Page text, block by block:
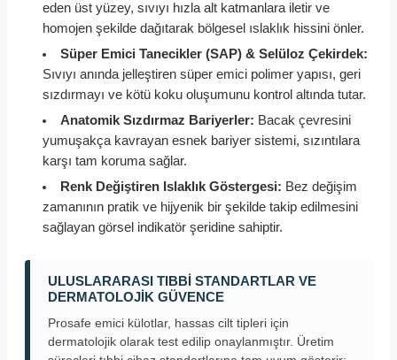
eden üst yüzey, sıvıyı hızla alt katmanlara iletir ve
homojen şekilde dağıtarak bölgesel ıslaklık hissini önler.
Süper Emici Tanecikler (SAP) & Selüloz Çekirdek:
Sıvıyı anında jelleştiren süper emici polimer yapısı, geri
sızdırmayı ve kötü koku oluşumunu kontrol altında tutar.
Anatomik Sızdırmaz Bariyerler: Bacak çevresini
yumuşakça kavrayan esnek bariyer sistemi, sızıntılara
karşı tam koruma sağlar.
Renk Değiştiren Islaklık Göstergesi: Bez değişim
zamanının pratik ve hijyenik bir şekilde takip edilmesini
sağlayan görsel indikatör şeridine sahiptir.
ULUSLARARASI TIBBI STANDARTLAR VE
DERMATOLOJIK GÜVENCE
Prosafe emici külotlar, hassas cilt tipleri için
dermatolojik olarak test edilip onaylanmıştır. Üretim